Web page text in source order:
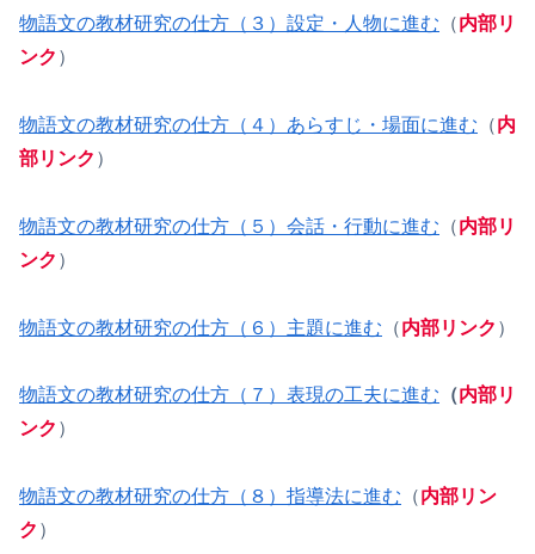
物語文の教材研究の仕方（３）設定・人物に進む （内部リ
ンク ）
物語文の教材研究の仕方（４）あらすじ・場面に進む （内
部リンク ）
物語文の教材研究の仕方（５）会話・行動に進む （内部リ
ンク ）
物語文の教材研究の仕方（６）主題に進む （内部リンク ）
物語文の教材研究の仕方（７）表現の工夫に進む （内部リ
ンク ）
物語文の教材研究の仕方（８）指導法に進む （内部リン
ク ）